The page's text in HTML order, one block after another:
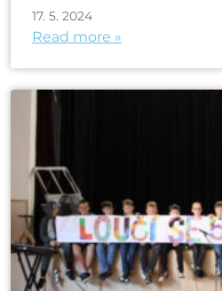
17. 5. 2024
Read more »